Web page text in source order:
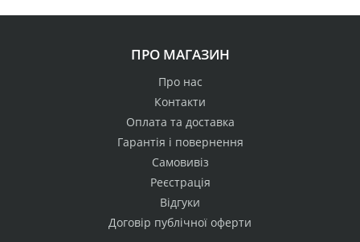
ПРО МАГАЗИН
Про нас
Контакти
Оплата та доставка
Гарантія і повернення
Самовивіз
Реєстрація
Відгуки
Договір публічної оферти